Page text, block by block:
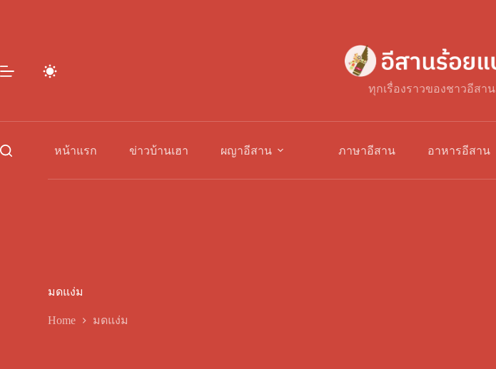
ทุกเรื่องราวของชาวอีสาน
หน้าแรก ข่าวบ้านเฮา ผญาอีสาน ภาษาอีสาน อาหารอีสาน
มดแง่ม
Home มดแง่ม